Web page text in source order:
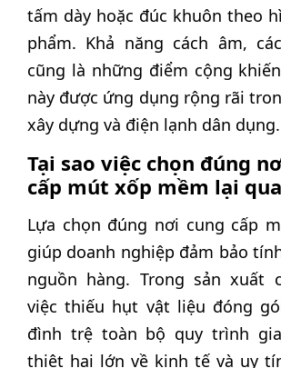
tấm dày hoặc đúc khuôn theo
phẩm. Khả năng cách âm,
cũng là những điểm cộng
này được ứng dụng rộng rãi
xây dựng và điện lạnh dân dụng.
Tại sao việc chọn đúng
cấp mút xốp mềm lại
Lựa chọn đúng nơi cung cấp
giúp doanh nghiệp đảm bảo
nguồn hàng. Trong sản xuất
việc thiếu hụt vật liệu đóng
đình trệ toàn bộ quy trình
thiệt hại lớn về kinh tế và uy